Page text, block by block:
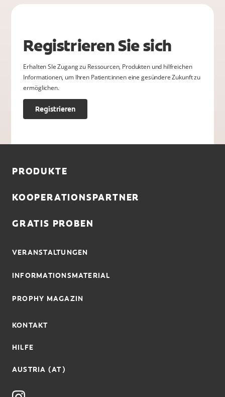
Registrieren Sie sich
Erhalten SIe Zugang zu Ressourcen, Produkten und hilfreichen
Informationen, um Ihren Patient:innen eine gesündere Zukunft zu
ermöglichen.
Registrieren
PRODUKTE
KOOPERATIONSPARTNER
GRATIS PROBEN
VERANSTALTUNGEN
INFORMATIONSMATERIAL
PROPHY MAGAZIN
KONTAKT
HILFE
AUSTRIA (AT)